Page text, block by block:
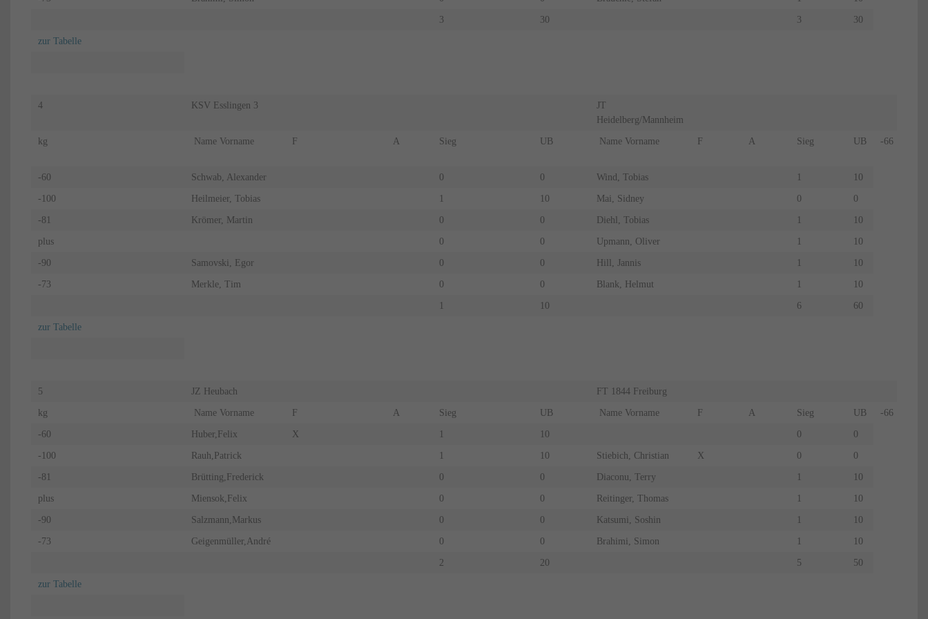
3 30 3 30
zur Tabelle
4 KSV Esslingen 3
JT
Heidelberg/Mannheim
kg Name Vorname F A Sieg UB Name Vorname F A Sieg UB -66
-60 Schwab, Alexander 0 0 Wind, Tobias 10
-100 Heilmeier, Tobias 1 10 Mai, Sidney 0 0
-81 Krömer, Martin 0 0 Diehl, Tobias 10
plus 0 0 Upmann, Oliver 1 10
-90 Samovski, Egor 0 0 Hill, Jannis 10
-73 Merkle, Tim 0 0 Blank, Helmut 1 10
10 6 60
zur Tabelle
5 JZ Heubach FT 1844 Freiburg
kg Name Vorname F A Sieg UB Name Vorname F A Sieg UB -66
-60 Huber,Felix X 10 0 0
-100 Rauh,Patrick 1 10 Stiebich, Christian X 0 0
-81 Brütting,Frederick 0 0 Diaconu, Terry 10
plus Miensok,Felix 0 0 Reitinger, Thomas 1 10
-90 Salzmann,Markus 0 0 Katsumi, Soshin 10
-73 Geigenmüller,André 0 0 Brahimi, Simon 1 10
2 20 5 50
zur Tabelle